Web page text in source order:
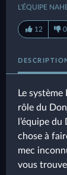
L'ÉQUIPE
12 0
Le
rôle du
l’équipe
chose à
mec
vous